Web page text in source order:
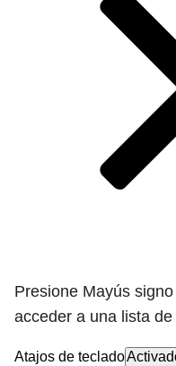
Presione Mayús
acceder a una lista
Atajos de teclado